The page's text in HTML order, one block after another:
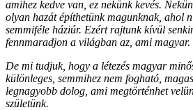
amihez kedve van, ez nekünk kevés.
olyan hazát építhetünk magunknak, ahol
semmiféle háziúr. Ezért rajtunk kívül
fennmaradjon a világban az, ami magyar.
De mi tudjuk, hogy a létezés magyar
különleges, semmihez nem fogható,
legnagyobb dolog, ami megtörténhet
születünk.